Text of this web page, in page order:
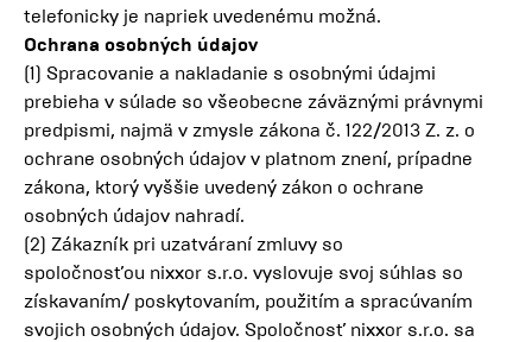
telefonicky je napriek uvedenému možná.
Ochrana osobných údajov
(1) Spracovanie a nakladanie s osobnými údajmi
prebieha v súlade so všeobecne záväznými právnymi
predpismi, najmä v zmysle zákona č. 122/2013 Z. z. o
ochrane osobných údajov v platnom znení, prípadne
zákona, ktorý vyššie uvedený zákon o ochrane
osobných údajov nahradí.
(2) Zákazník pri uzatváraní zmluvy so
spoločnosťou nixxor s.r.o. vyslovuje svoj súhlas so
získavaním/ poskytovaním, použitím a spracúvaním
svojich osobných údajov. Spoločnosť nixxor s.r.o. sa